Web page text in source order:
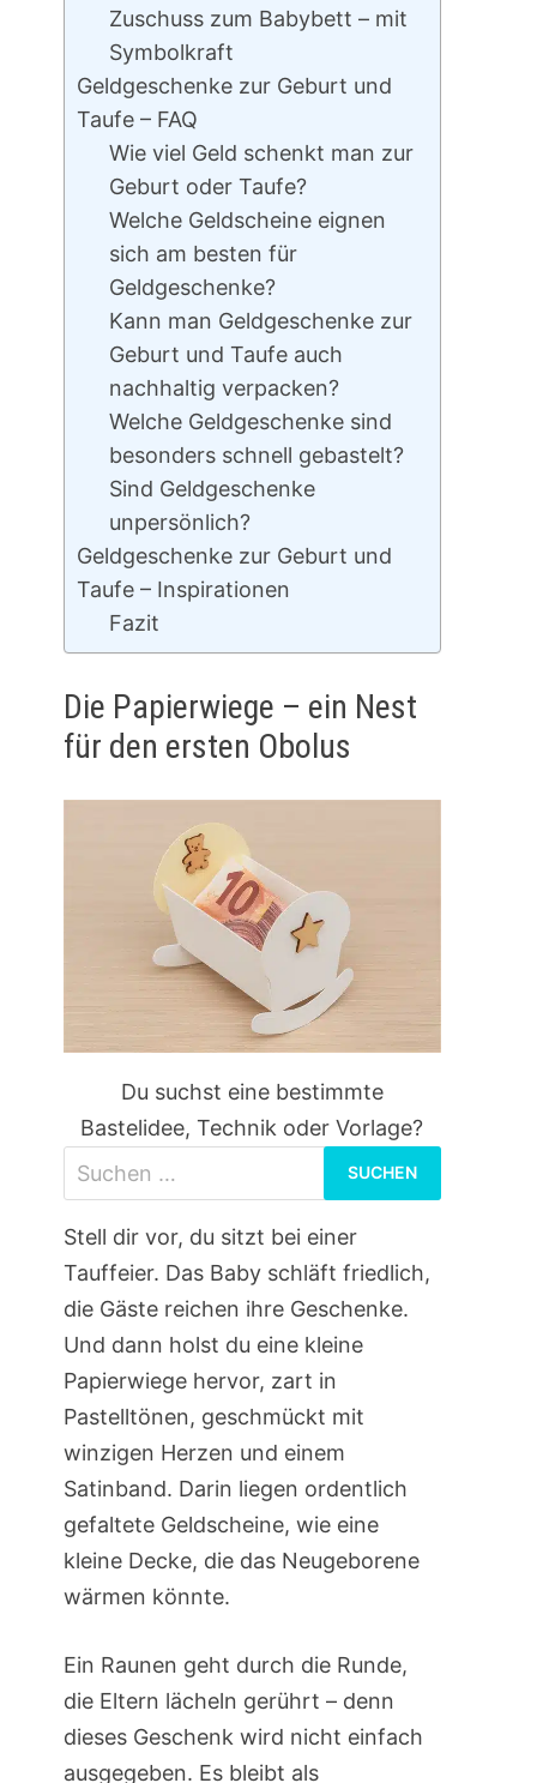
Zuschuss zum Babybett – mit
Symbolkraft
Geldgeschenke zur Geburt und
Taufe – FAQ
Wie viel Geld schenkt man zur
Geburt oder Taufe?
Welche Geldscheine eignen
sich am besten für
Geldgeschenke?
Kann man Geldgeschenke zur
Geburt und Taufe auch
nachhaltig verpacken?
Welche Geldgeschenke sind
besonders schnell gebastelt?
Sind Geldgeschenke
unpersönlich?
Geldgeschenke zur Geburt und
Taufe – Inspirationen
Fazit
Die Papierwiege – ein Nest
für den ersten Obolus
Du suchst eine bestimmte
Bastelidee, Technik oder Vorlage?
nach:
Stell dir vor, du sitzt bei einer
Tauffeier. Das Baby schläft friedlich,
die Gäste reichen ihre Geschenke.
Und dann holst du eine kleine
Papierwiege hervor, zart in
Pastelltönen, geschmückt mit
winzigen Herzen und einem
Satinband. Darin liegen ordentlich
gefaltete Geldscheine, wie eine
kleine Decke, die das Neugeborene
wärmen könnte.
Ein Raunen geht durch die Runde,
die Eltern lächeln gerührt – denn
dieses Geschenk wird nicht einfach
ausgegeben. Es bleibt als